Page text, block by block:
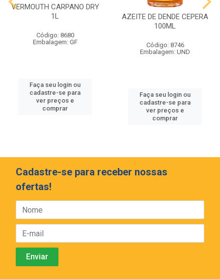
VERMOUTH CARPANO DRY
1L
Código: 8680
Embalagem: GF
Faça seu login ou
cadastre-se para
ver preços e
comprar
AZEITE DE DENDE CEPERA
100ML
Código: 8746
Embalagem: UND
Faça seu login ou
cadastre-se para
ver preços e
comprar
Cadastre-se para receber nossas
ofertas!